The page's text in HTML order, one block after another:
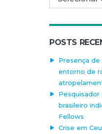
POSTS
Presença de
entorno de
Pesquisador
brasileiro
Fellows
Crise em